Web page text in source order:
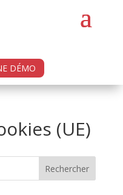
DÉMO
(UE)
Rechercher